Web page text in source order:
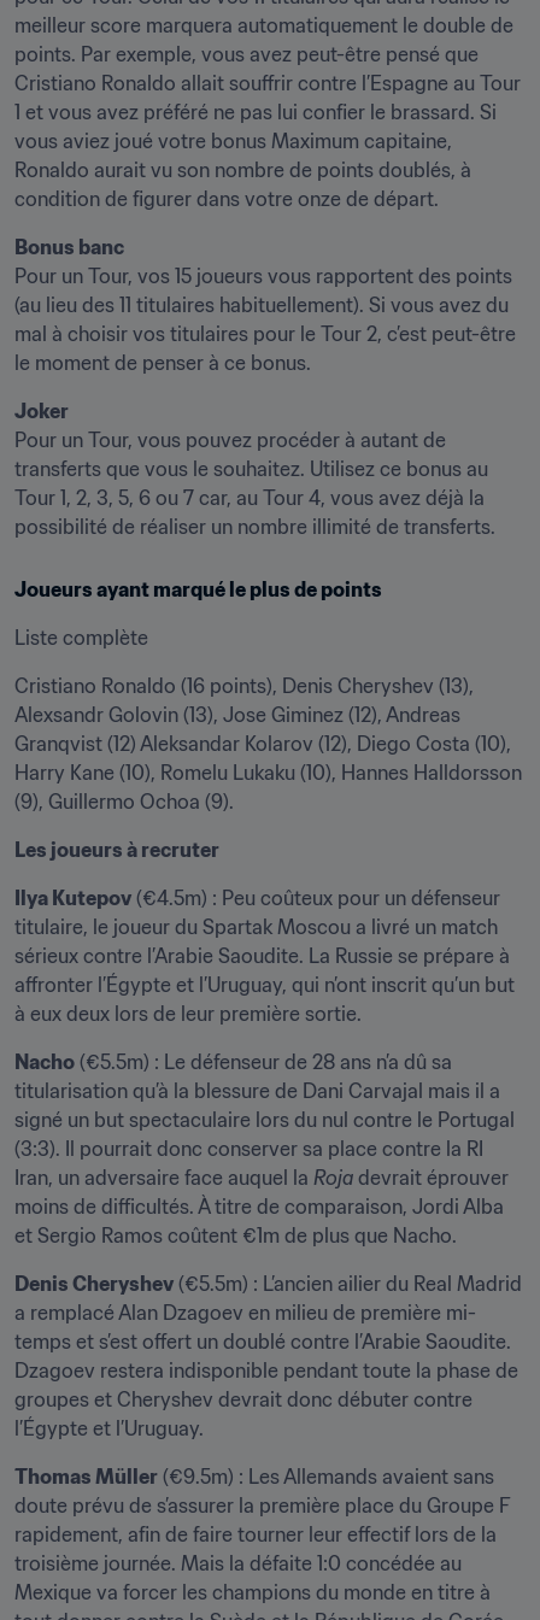
meilleur score marquera automatiquement le double de
points. Par exemple, vous avez peut-être pensé que
Cristiano Ronaldo allait souffrir contre l’Espagne au Tour
1 et vous avez préféré ne pas lui confier le brassard. Si
vous aviez joué votre bonus Maximum capitaine,
Ronaldo aurait vu son nombre de points doublés, à
condition de figurer dans votre onze de départ.
Bonus banc
Pour un Tour, vos 15 joueurs vous rapportent des points
(au lieu des 11 titulaires habituellement). Si vous avez du
mal à choisir vos titulaires pour le Tour 2, c’est peut-être
le moment de penser à ce bonus.
Joker
Pour un Tour, vous pouvez procéder à autant de
transferts que vous le souhaitez. Utilisez ce bonus au
Tour 1, 2, 3, 5, 6 ou 7 car, au Tour 4, vous avez déjà la
possibilité de réaliser un nombre illimité de transferts.
Joueurs ayant marqué le plus de points
Liste complète
Cristiano Ronaldo (16 points), Denis Cheryshev (13),
Alexsandr Golovin (13), Jose Giminez (12), Andreas
Granqvist (12) Aleksandar Kolarov (12), Diego Costa (10),
Harry Kane (10), Romelu Lukaku (10), Hannes Halldorsson
(9), Guillermo Ochoa (9).
Les joueurs à recruter
Ilya Kutepov (€4.5m) : Peu coûteux pour un défenseur
titulaire, le joueur du Spartak Moscou a livré un match
sérieux contre l’Arabie Saoudite. La Russie se prépare à
affronter l’Égypte et l’Uruguay, qui n’ont inscrit qu’un but
à eux deux lors de leur première sortie.
Nacho (€5.5m) : Le défenseur de 28 ans n’a dû sa
titularisation qu’à la blessure de Dani Carvajal mais il a
signé un but spectaculaire lors du nul contre le Portugal
(3:3). Il pourrait donc conserver sa place contre la RI
Iran, un adversaire face auquel la Roja devrait éprouver
moins de difficultés. À titre de comparaison, Jordi Alba
et Sergio Ramos coûtent €1m de plus que Nacho.
Denis Cheryshev (€5.5m) : L’ancien ailier du Real Madrid
a remplacé Alan Dzagoev en milieu de première mi-
temps et s’est offert un doublé contre l’Arabie Saoudite.
Dzagoev restera indisponible pendant toute la phase de
groupes et Cheryshev devrait donc débuter contre
l’Égypte et l’Uruguay.
Thomas Müller (€9.5m) : Les Allemands avaient sans
doute prévu de s’assurer la première place du Groupe F
rapidement, afin de faire tourner leur effectif lors de la
troisième journée. Mais la défaite 1:0 concédée au
Mexique va forcer les champions du monde en titre à